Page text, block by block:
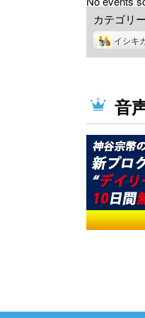
カテゴリー
イシキ
音